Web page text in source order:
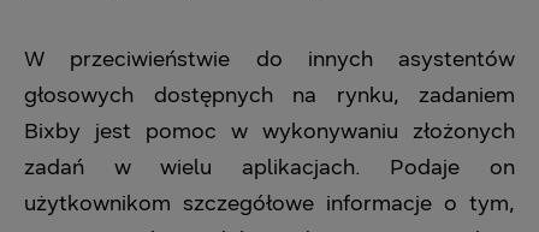
W przeciwieństwie do innych asystentów
głosowych dostępnych na rynku, zadaniem
Bixby jest pomoc w wykonywaniu złożonych
zadań w wielu aplikacjach. Podaje on
użytkownikom szczegółowe informacje o tym,